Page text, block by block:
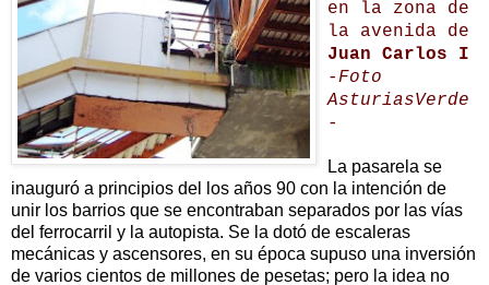
en la zona de
la avenida de
Juan Carlos I
-Foto
AsturiasVerde
-
La pasarela se
inauguró a principios del los años 90 con la intención de
unir los barrios que se encontraban separados por las vías
del ferrocarril y la autopista. Se la dotó de escaleras
mecánicas y ascensores, en su época supuso una inversión
de varios cientos de millones de pesetas; pero la idea no